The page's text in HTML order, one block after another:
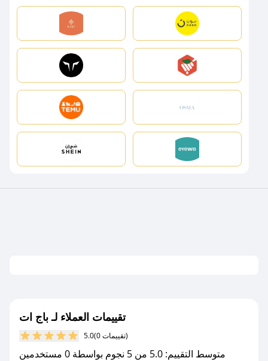
تقييمات العملاء لـ باج ات
5.0 (0 تقييمات)
متوسط التقييم: 5.0 من 5 نجوم بواسطة 0 مستخدمين